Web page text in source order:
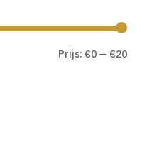
Min.
Max.
Prijs: €0 — €20